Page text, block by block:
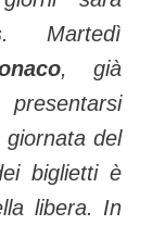
. Martedì
, già
giornata del
biglietti è
libera. In